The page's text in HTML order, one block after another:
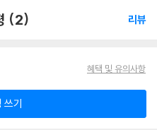
(2) 리뷰
혜택 및 유의사항
쓰기